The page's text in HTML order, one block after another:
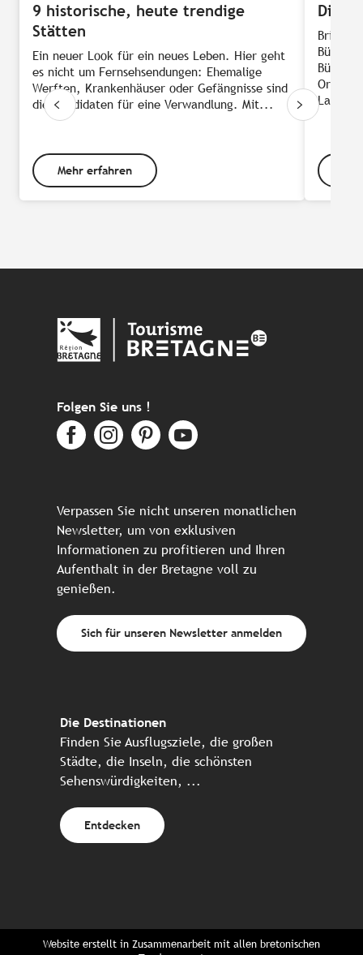
9 historische, heute trendige
Stätten
Ein neuer Look für ein neues Leben. Hier geht
es nicht um Fernsehsendungen: Ehemalige
Werften, Krankenhäuser oder Gefängnisse sind
die Kandidaten für eine Verwandlung. Mit...
Mehr erfahren
Die
Bringen
Folgen Sie uns !
Verpassen Sie nicht unseren monatlichen
Newsletter, um von exklusiven
Informationen zu profitieren und Ihren
Aufenthalt in der Bretagne voll zu
genießen.
Sich für unseren Newsletter anmelden
Die Destinationen
Finden Sie Ausflugsziele, die großen
Städte, die Inseln, die schönsten
Sehenswürdigkeiten, ...
Entdecken
Website erstellt in Zusammenarbeit mit allen bretonischen